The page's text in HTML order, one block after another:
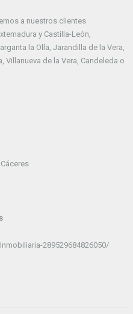
a nuestros clientes
y Castilla-León,
la Olla, Jarandilla de la Vera,
Villanueva de la Vera, Candeleda o
289529684826050/